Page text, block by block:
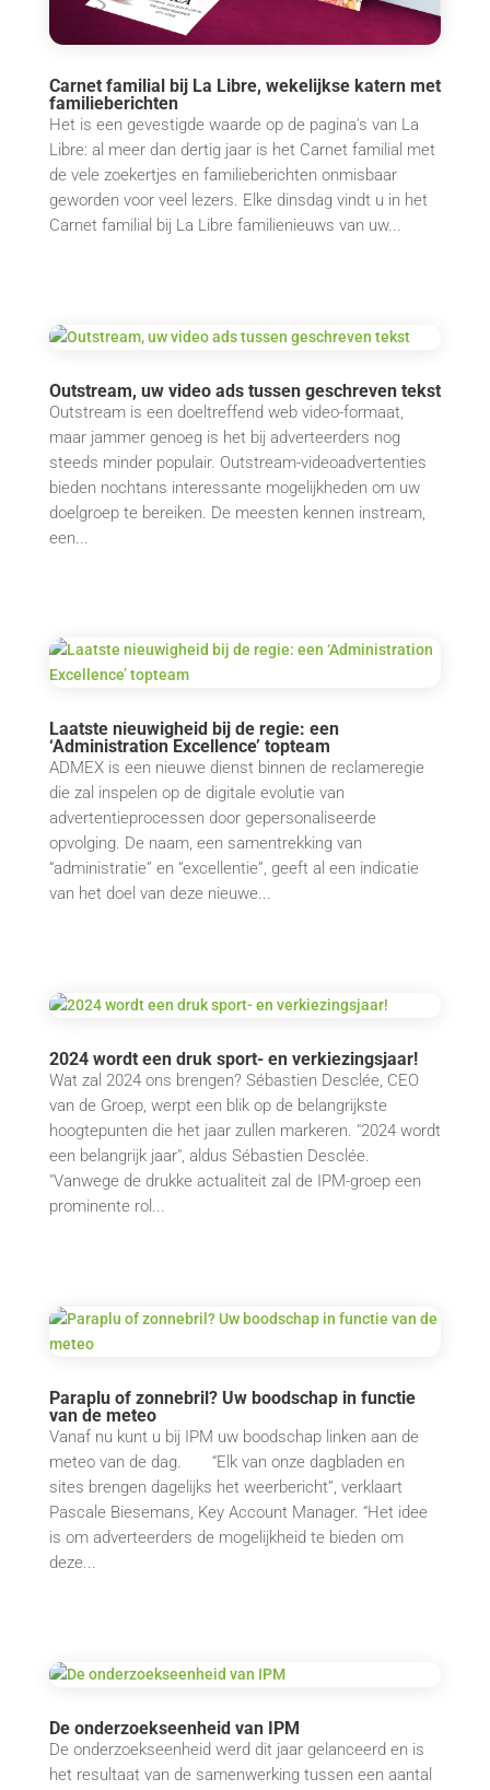
Carnet familial bij La Libre, wekelijkse katern met
familieberichten
Het is een gevestigde waarde op de pagina's van La
Libre: al meer dan dertig jaar is het Carnet familial met
de vele zoekertjes en familieberichten onmisbaar
geworden voor veel lezers. Elke dinsdag vindt u in het
Carnet familial bij La Libre familienieuws van uw...
Outstream, uw video ads tussen geschreven tekst
Outstream is een doeltreffend web video-formaat,
maar jammer genoeg is het bij adverteerders nog
steeds minder populair. Outstream-videoadvertenties
bieden nochtans interessante mogelijkheden om uw
doelgroep te bereiken. De meesten kennen instream,
een...
Laatste nieuwigheid bij de regie: een
‘Administration Excellence’ topteam
ADMEX is een nieuwe dienst binnen de reclameregie
die zal inspelen op de digitale evolutie van
advertentieprocessen door gepersonaliseerde
opvolging. De naam, een samentrekking van
“administratie” en “excellentie”, geeft al een indicatie
van het doel van deze nieuwe...
2024 wordt een druk sport- en verkiezingsjaar!
Wat zal 2024 ons brengen? Sébastien Desclée, CEO
van de Groep, werpt een blik op de belangrijkste
hoogtepunten die het jaar zullen markeren. "2024 wordt
een belangrijk jaar", aldus Sébastien Desclée.
"Vanwege de drukke actualiteit zal de IPM-groep een
prominente rol...
Paraplu of zonnebril? Uw boodschap in functie
van de meteo
Vanaf nu kunt u bij IPM uw boodschap linken aan de
meteo van de dag. “Elk van onze dagbladen en
sites brengen dagelijks het weerbericht”, verklaart
Pascale Biesemans, Key Account Manager. “Het idee
is om adverteerders de mogelijkheid te bieden om
deze...
De onderzoekseenheid van IPM
De onderzoekseenheid werd dit jaar gelanceerd en is
het resultaat van de samenwerking tussen een aantal